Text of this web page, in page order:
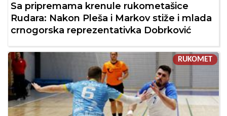
Sa pripremama krenule rukometašice
Rudara: Nakon Pleša i Markov stiže i mlada
crnogorska reprezentativka Dobrković
RUKOMET